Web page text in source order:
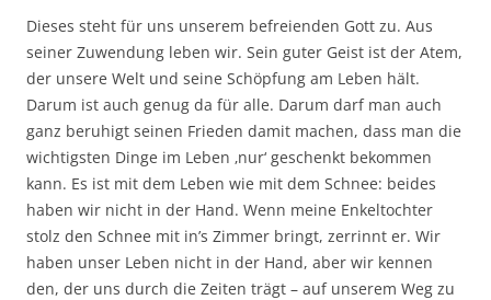
Dieses steht für uns unserem befreienden Gott zu. Aus
seiner Zuwendung leben wir. Sein guter Geist ist der Atem,
der unsere Welt und seine Schöpfung am Leben hält.
Darum ist auch genug da für alle. Darum darf man auch
ganz beruhigt seinen Frieden damit machen, dass man die
wichtigsten Dinge im Leben ‚nur‘ geschenkt bekommen
kann. Es ist mit dem Leben wie mit dem Schnee: beides
haben wir nicht in der Hand. Wenn meine Enkeltochter
stolz den Schnee mit in’s Zimmer bringt, zerrinnt er. Wir
haben unser Leben nicht in der Hand, aber wir kennen
den, der uns durch die Zeiten trägt – auf unserem Weg zu